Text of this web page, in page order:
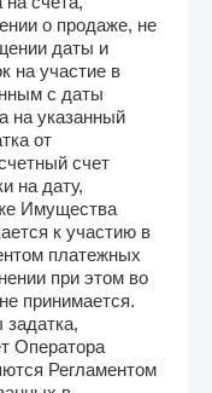
о продаже, не
даты и
на участие в
с даты
на указанный
от
счет
на дату,
Имущества
к участию в
платежных
при этом во
принимается.
Оператора
Регламентом